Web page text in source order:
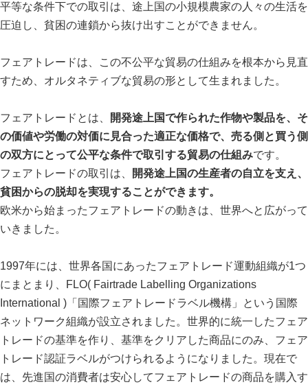
平等な条件下での取引は、途上国の小規模農家の人々の生活を
圧迫し、貧困の連鎖から抜け出すことができません。
フェアトレードは、この不公平な貿易の仕組みを根本から見直
すため、オルタネティブな貿易の形として生まれました。
フェアトレードとは、
開発途上国で作られた作物や製品を、そ
の価値や労働の対価に見合った適正な価格で、売る側と買う側
の双方にとって公平な条件で取引する貿易の仕組みです。
フェアトレードの取引は、
開発途上国の生産者の自立を支え、
貧困からの脱却を実現することができます。
欧米から始まったフェアトレードの動きは、世界へと広がって
いきました。
1997年には、世界各国にあったフェアトレード運動組織が1つ
にまとまり、FLO( Fairtrade Labelling Organizations
International )「国際フェアトレードラベル機構」という国際
ネットワーク組織が設立されました。世界的に統一したフェア
トレードの基準を作り、基準をクリアした商品にのみ、フェア
トレード認証ラベルがつけられるようになりました。現在で
は、先進国の消費者は安心してフェアトレードの商品を購入す